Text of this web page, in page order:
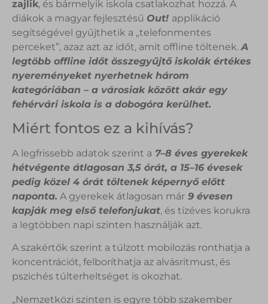
zajlik, és bármelyik iskola csatlakozhat hozzá. A
diákok a magyar fejlesztésű Out! applikáció
segítségével gyűjthetik a „telefonmentes
perceket”, azaz azt az időt, amit offline töltenek. A
legtöbb offline időt összegyűjtő iskolák értékes
nyereményeket nyerhetnek három
kategóriában – a városiak között akár egy
fehérvári iskola is a dobogóra kerülhet.
Miért fontos ez a kihívás?
A legfrissebb adatok szerint a 7–8 éves gyerekek
hétvégente átlagosan 3,5 órát, a 15–16 évesek
pedig közel 4 órát töltenek képernyő előtt
naponta. A gyerekek átlagosan már 9 évesen
kapják meg első telefonjukat, és tízéves korukra
a legtöbben napi szinten használják azt.
A szakértők szerint a túlzott mobilozás ronthatja a
koncentrációt, felboríthatja az alvásritmust, és
pszichés túlterheltséget is okozhat.
„Nemzetközi szinten is egyre több szakember